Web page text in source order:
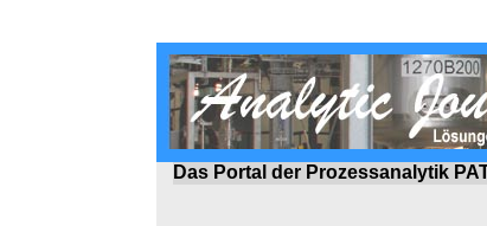
Das Portal der Prozessanalytik